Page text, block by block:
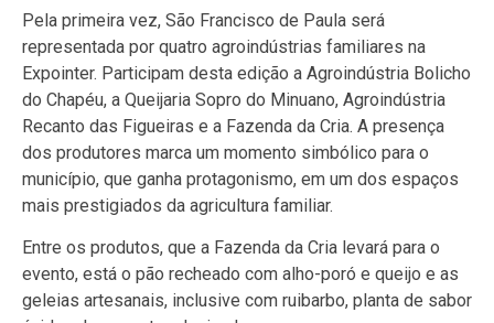
Pela primeira vez, São Francisco de Paula será
representada por quatro agroindústrias familiares na
Expointer. Participam desta edição a Agroindústria Bolicho
do Chapéu, a Queijaria Sopro do Minuano, Agroindústria
Recanto das Figueiras e a Fazenda da Cria. A presença
dos produtores marca um momento simbólico para o
município, que ganha protagonismo, em um dos espaços
mais prestigiados da agricultura familiar.
Entre os produtos, que a Fazenda da Cria levará para o
evento, está o pão recheado com alho-poró e queijo e as
geleias artesanais, inclusive com ruibarbo, planta de sabor